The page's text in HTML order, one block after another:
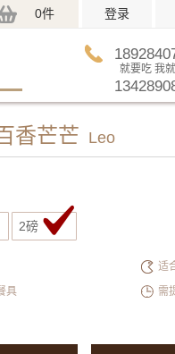
0件 登录
就要吃 我
香芒芒 Leo
2磅
适
具
需